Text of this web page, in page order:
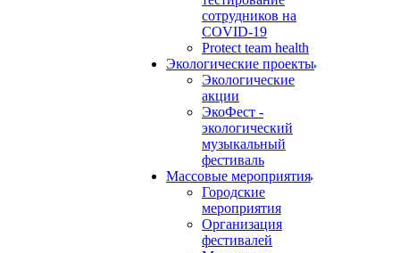
сотрудников на
COVID-19
Protect team health
Экологические проекты
Экологические
акции
ЭкоФест -
экологический
музыкальный
фестиваль
Массовые мероприятия
Городские
мероприятия
Организация
фестивалей